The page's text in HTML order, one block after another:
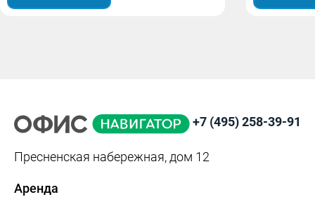
+7 (495) 258-39-91
Пресненская набережная, дом 12
Аренда